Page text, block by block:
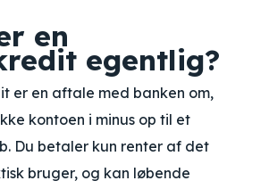
en
egentlig?
er en aftale med banken om,
kontoen i minus op til et
Du betaler kun renter af det
bruger, og kan løbende